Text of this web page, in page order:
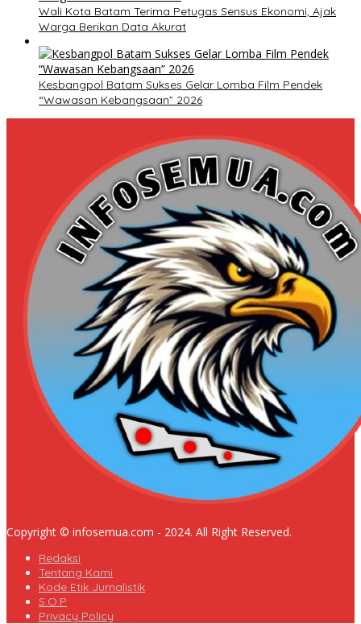
Wali Kota Batam Terima Petugas Sensus Ekonomi, Ajak
Warga Berikan Data Akurat
Kesbangpol Batam Sukses Gelar Lomba Film Pendek
“Wawasan Kebangsaan” 2026
Copyright © infosemua.com - 2024. All Right Reserved.
Redaksi
Tentang Kami
Kode Etik Jurnalistik
S.O.P
Privacy Policy